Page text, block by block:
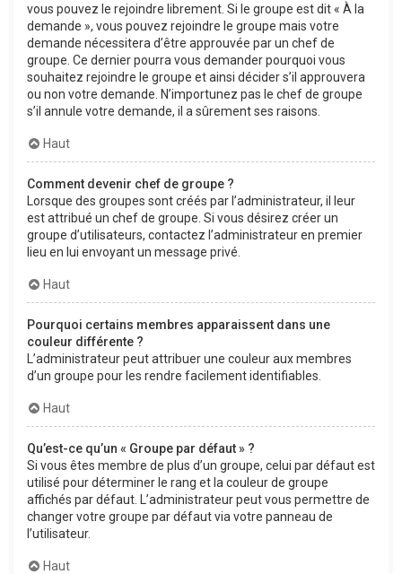
vous pouvez le rejoindre librement. Si le groupe est dit « À la
demande », vous pouvez rejoindre le groupe mais votre
demande nécessitera d’être approuvée par un chef de
groupe. Ce dernier pourra vous demander pourquoi vous
souhaitez rejoindre le groupe et ainsi décider s’il approuvera
ou non votre demande. N’importunez pas le chef de groupe
s’il annule votre demande, il a sûrement ses raisons.
Haut
Comment devenir chef de groupe ?
Lorsque des groupes sont créés par l’administrateur, il leur
est attribué un chef de groupe. Si vous désirez créer un
groupe d’utilisateurs, contactez l’administrateur en premier
lieu en lui envoyant un message privé.
Haut
Pourquoi certains membres apparaissent dans une
couleur différente ?
L’administrateur peut attribuer une couleur aux membres
d’un groupe pour les rendre facilement identifiables.
Haut
Qu’est-ce qu’un « Groupe par défaut » ?
Si vous êtes membre de plus d’un groupe, celui par défaut est
utilisé pour déterminer le rang et la couleur de groupe
affichés par défaut. L’administrateur peut vous permettre de
changer votre groupe par défaut via votre panneau de
l’utilisateur.
Haut